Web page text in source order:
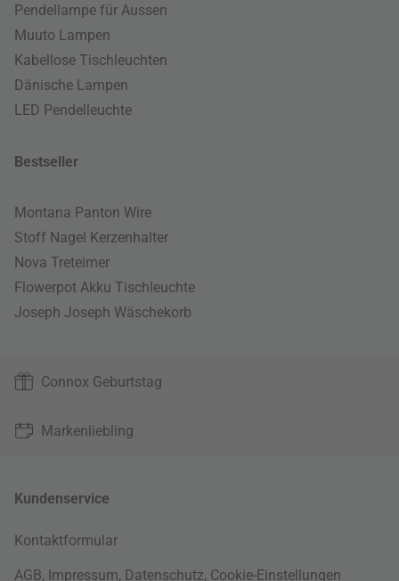
Pendellampe für Aussen
Muuto Lampen
Kabellose Tischleuchten
Dänische Lampen
LED Pendelleuchte
Bestseller
Montana Panton Wire
Stoff Nagel Kerzenhalter
Nova Treteimer
Flowerpot Akku Tischleuchte
Joseph Joseph Wäschekorb
Connox Geburtstag
Markenliebling
Kundenservice
Kontaktformular
AGB, Impressum, Datenschutz, Cookie-Einstellungen